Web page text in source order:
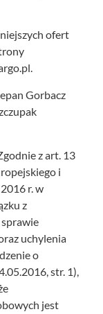
ofert
Gorbacz
z art. 13
i
r. w
z
uchylenia
o
str. 1),
jest